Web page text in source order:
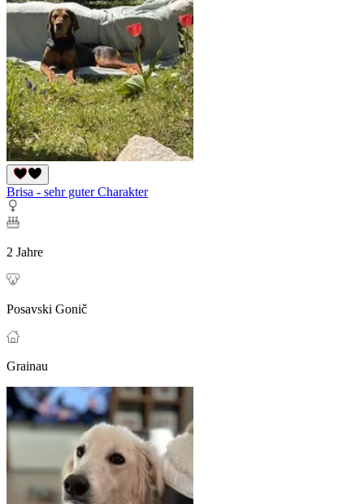
Brisa - sehr guter Charakter
2 Jahre
Posavski Gonič
Grainau